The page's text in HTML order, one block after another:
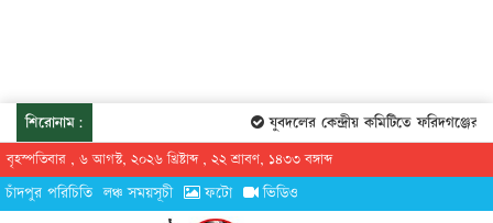
শিরোনাম: যুবদলের কেন্দ্রীয় কমিটিতে ফরিদগঞ্জের
বৃহস্পতিবার , ৬ আগস্ট, ২০২৬ খ্রিষ্টাব্দ , ২২ শ্রাবণ, ১৪৩৩ বঙ্গাব্দ
চাঁদপুর পরিচিতি লঞ্চ সময়সূচী ফটো ভিডিও